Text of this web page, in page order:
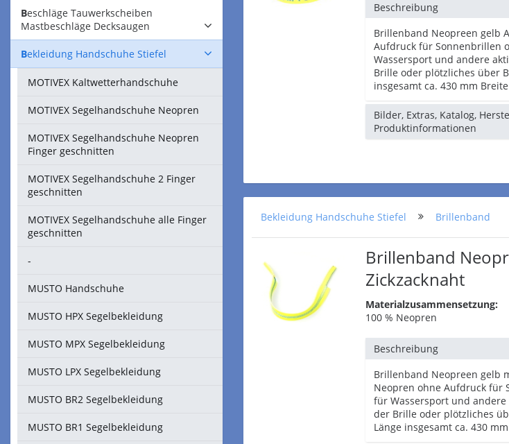
Beschläge Tauwerkscheiben
Mastbeschläge Decksaugen
Bekleidung Handschuhe Stiefel
MOTIVEX Kaltwetterhandschuhe
MOTIVEX Segelhandschuhe Neopren
MOTIVEX Segelhandschuhe Neopren
Finger geschnitten
MOTIVEX Segelhandschuhe 2 Finger
geschnitten
MOTIVEX Segelhandschuhe alle Finger
geschnitten
-
MUSTO Handschuhe
MUSTO HPX Segelbekleidung
MUSTO MPX Segelbekleidung
MUSTO LPX Segelbekleidung
MUSTO BR2 Segelbekleidung
MUSTO BR1 Segelbekleidung
Beschreibung
Brillenband Neopreen gelb
Aufdruck für Sonnenbrillen
Wassersport und andere
Brille oder plötzliches über
insgesamt ca. 430 mm
Bilder, Extras, Katalog,
Produktinformationen
Bekleidung Handschuhe Stiefel Brillenband
Brillenband
Zickzacknaht
Materialzusammensetzung:
100 % Neopren
Beschreibung
Brillenband Neopreen gelb
Neopren ohne Aufdruck für
für Wassersport und
der Brille oder plötzliches
Länge insgesamt ca. 430